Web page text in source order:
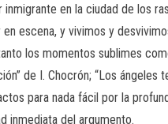
en la ciudad de los
escena, y vivimos y
los momentos sublimes
de I. Chocrón; “Los ángeles
para nada fácil por la
inmediata del argumento.